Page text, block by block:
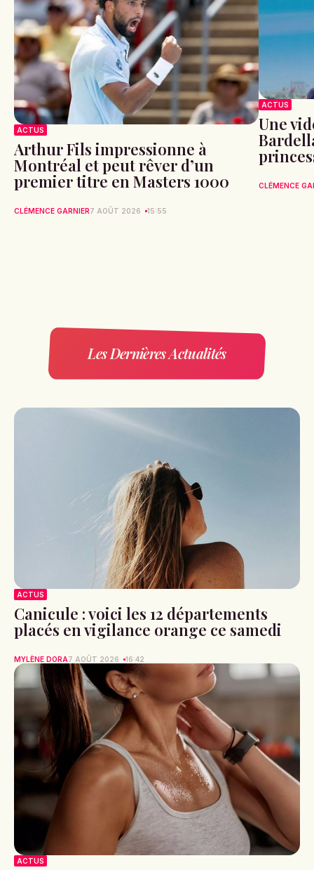
ACTUS
Arthur Fils impressionne à
Montréal et peut rêver d’un
premier titre en Masters 1000
CLÉMENCE GARNIER7 AOÛT 2026 15:55
ACTUS
Une
CLÉMENCE
Les Dernières Actualités
ACTUS
Canicule : voici les 12 départements
placés en vigilance orange ce samedi
MYLÈNE DORA7 AOÛT 2026 16:42
ACTUS